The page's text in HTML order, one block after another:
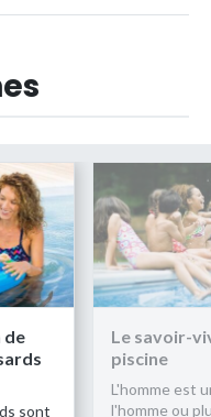
vivre à la
est un loup pour
ou plutôt le